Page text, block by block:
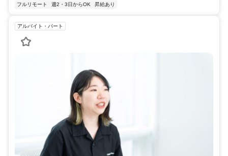
フルリモート 週2・3日からOK 昇給あり
アルバイト・パート